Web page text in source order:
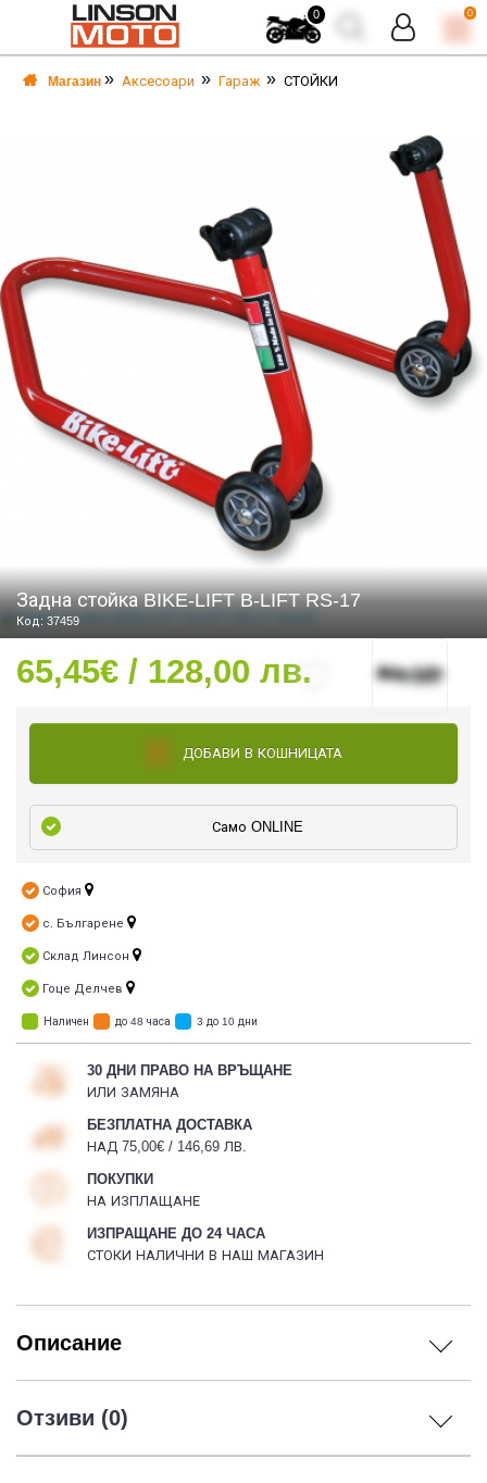
0 0
Магазин Аксесоари Гараж СТОЙКИ
Задна стойка BIKE-LIFT B-LIFT RS-17
Код: 37459
65,45€ / 128,00 лв.
ДОБАВИ В КОШНИЦАТА
Само ONLINE
София
с. Българене
Склад Линсон
Гоце Делчев
Наличен до 48 часа 3 до 10 дни
30 ДНИ ПРАВО НА ВРЪЩАНЕ
ИЛИ ЗАМЯНА
БЕЗПЛАТНА ДОСТАВКА
НАД 75,00€ / 146,69 ЛВ.
ПОКУПКИ
НА ИЗПЛАЩАНЕ
ИЗПРАЩАНЕ ДО 24 ЧАСА
СТОКИ НАЛИЧНИ В НАШ МАГАЗИН
Описание
Отзиви (0)